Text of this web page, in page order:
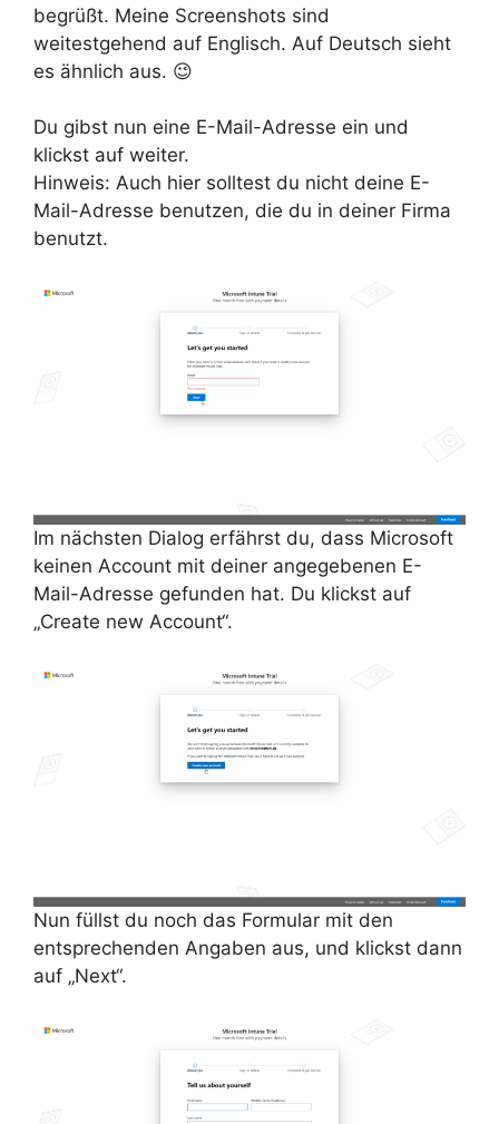
begrüßt. Meine Screenshots sind
weitestgehend auf Englisch. Auf Deutsch sieht
es ähnlich aus. 😉
Du gibst nun eine E-Mail-Adresse ein und
klickst auf weiter.
Hinweis: Auch hier solltest du nicht deine E-
Mail-Adresse benutzen, die du in deiner Firma
benutzt.
Im nächsten Dialog erfährst du, dass Microsoft
keinen Account mit deiner angegebenen E-
Mail-Adresse gefunden hat. Du klickst auf
„Create new Account“.
Nun füllst du noch das Formular mit den
entsprechenden Angaben aus, und klickst dann
auf „Next“.